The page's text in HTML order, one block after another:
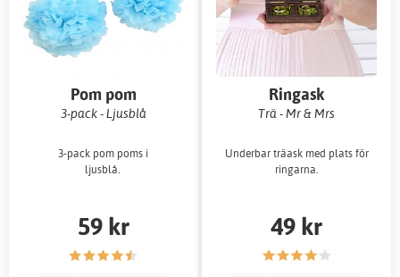
Pom pom
3-pack - Ljusblå
3-pack pom poms i
ljusblå.
59 kr
Ringask
Trä - Mr & Mrs
Underbar träask med plats för
ringarna.
49 kr